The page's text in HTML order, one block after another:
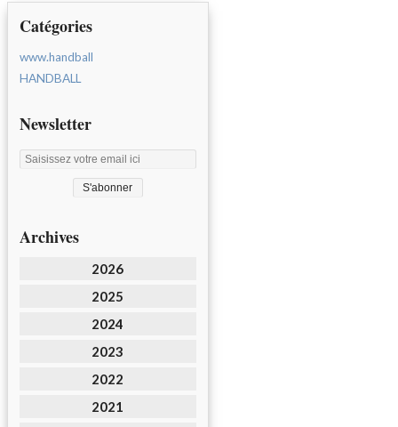
Catégories
www.handball
HANDBALL
Newsletter
Archives
2026
2025
2024
2023
2022
2021